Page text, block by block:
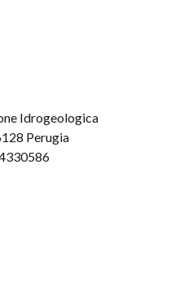
Idrogeologica
Perugia